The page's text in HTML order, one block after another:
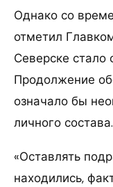
Однако со
отметил
Северске стало
Продолжение
означало бы
личного состава.
«Оставлять
находились,